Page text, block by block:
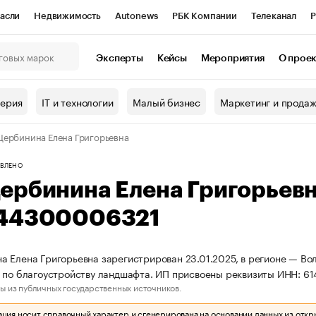
Недвижимость Autonews РБК Компании Телеканал
Проверка контрагентов
Эксперты Кейсы Мероприятия О
IT и технологии Малый бизнес Маркетинг и
Елена Григорьевна
Елена
Григорьевна зарегистрирован 23.01.2025, в регионе —
по благоустройству ландшафта. ИП присвоены реквизиты
из публичных государственных источников.
носит справочный характер и сгенерирована на основании данных из